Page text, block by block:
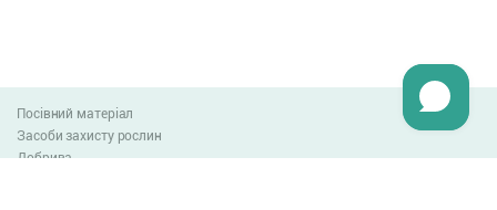
Посівний матеріал
Засоби захисту рослин
Добрива